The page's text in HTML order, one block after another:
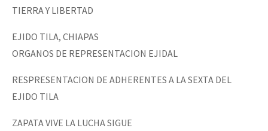
TIERRA Y LIBERTAD
EJIDO TILA, CHIAPAS
ORGANOS DE REPRESENTACION EJIDAL
RESPRESENTACION DE ADHERENTES A LA SEXTA DEL
EJIDO TILA
ZAPATA VIVE LA LUCHA SIGUE